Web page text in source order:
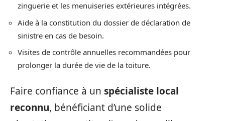
zinguerie et les menuiseries extérieures intégrées.
Aide à la constitution du dossier de déclaration de
sinistre en cas de besoin.
Visites de contrôle annuelles recommandées pour
prolonger la durée de vie de la toiture.
Faire confiance à un spécialiste local
reconnu, bénéficiant d’une solide